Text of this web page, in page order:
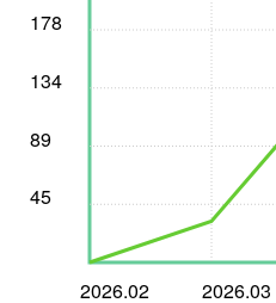
178
134
89
45
2026.02 2026.03